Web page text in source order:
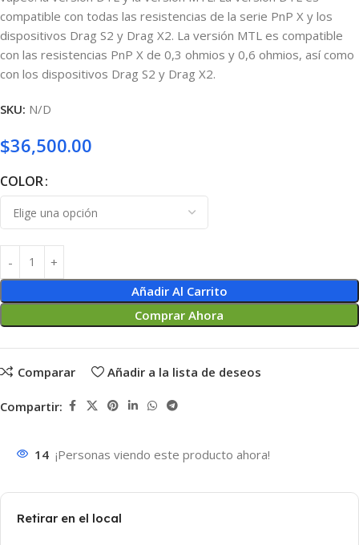
compatible con todas las resistencias de la serie PnP X y los
dispositivos Drag S2 y Drag X2. La versión MTL es compatible
con las resistencias PnP X de 0,3 ohmios y 0,6 ohmios, así como
con los dispositivos Drag S2 y Drag X2.
SKU: N/D
$36,500.00
COLOR
Añadir Al Carrito
Comprar Ahora
Comparar Añadir a la lista de deseos
Compartir:
14 ¡Personas viendo este producto ahora!
Retirar en el local